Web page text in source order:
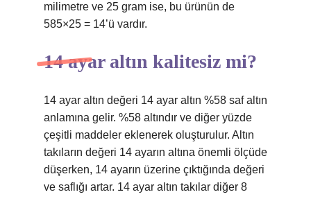
milimetre ve 25 gram ise, bu ürünün de
585×25 = 14’ü vardır.
14 ayar altın kalitesiz mi?
14 ayar altın değeri 14 ayar altın %58 saf altın
anlamına gelir. %58 altındır ve diğer yüzde
çeşitli maddeler eklenerek oluşturulur. Altın
takıların değeri 14 ayarın altına önemli ölçüde
düşerken, 14 ayarın üzerine çıktığında değeri
ve saflığı artar. 14 ayar altın takılar diğer 8